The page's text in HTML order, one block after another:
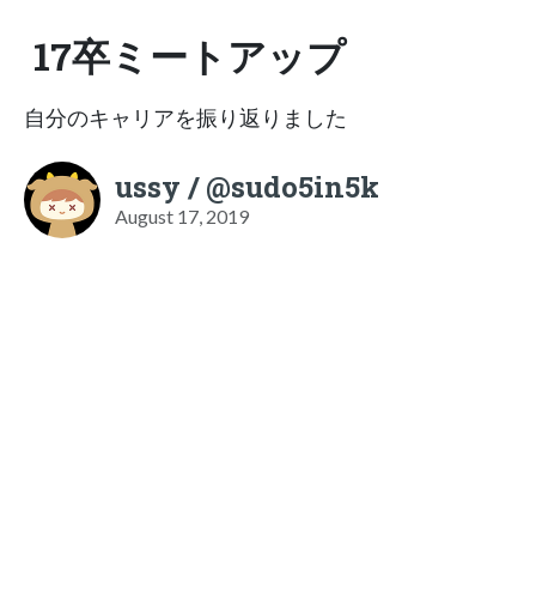
17卒ミートアップ
自分のキャリアを振り返りました
ussy / @sudo5in5k
August 17, 2019